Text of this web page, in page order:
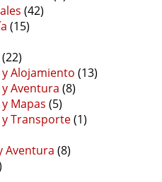
(42)
(15)
(22)
Alojamiento (13)
Aventura (8)
Mapas (5)
y Transporte(1)
Aventura (8)